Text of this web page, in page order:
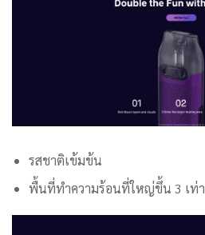
รสชาติเข้มข้น
พื้นที่ทำความร้อนที่ใหญ่ขึ้น 3 เท่า